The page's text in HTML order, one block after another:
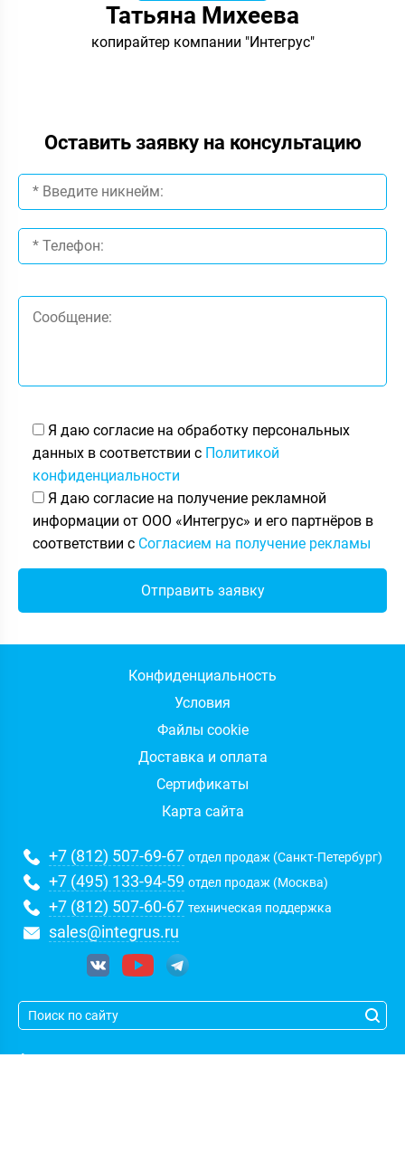
Татьяна Михеева
копирайтер компании "Интегрус"
Оставить заявку на консультацию
Я даю согласие на обработку персональных
данных в соответствии с Политикой
конфиденциальности
Я даю согласие на получение рекламной
информации от ООО «Интегрус» и его партнёров в
соответствии с Согласием на получение рекламы
Конфиденциальность
Условия
Файлы cookie
Доставка и оплата
Сертификаты
Карта сайта
+7 (812) 507-69-67 отдел продаж (Санкт-Петербург)
+7 (495) 133-94-59 отдел продаж (Москва)
+7 (812) 507-60-67 техническая поддержка
sales@integrus.ru
Адрес: